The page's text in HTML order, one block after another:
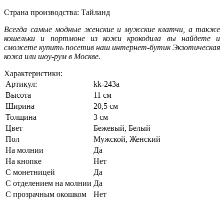
Страна производства: Тайланд
Всегда самые модные женские и мужские клатчи, а также
кошельки и портмоне из кожи крокодила вы найдете и
сможете купить посетив наш интернет-бутик Экзотическая
кожа или шоу-рум в Москве.
Характеристики:
Артикул:
kk-243a
Высота
11 см
Ширина
20,5 см
Толщина
3 см
Цвет
Бежевый, Белый
Пол
Мужской, Женский
На молнии
Да
На кнопке
Нет
С монетницей
Да
С отделением на молнии Да
С прозрачным окошком
Нет